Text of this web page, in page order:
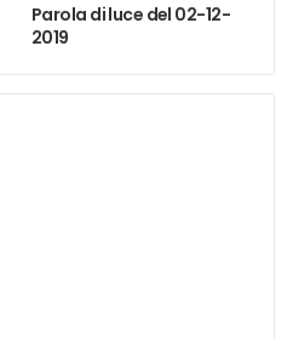
Parola di luce del 02-12-
2019